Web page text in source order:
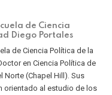
de Ciencia
Diego Portales
de Ciencia Política de la
en Ciencia Política de
Norte (Chapel Hill). Sus
orientado al estudio de los